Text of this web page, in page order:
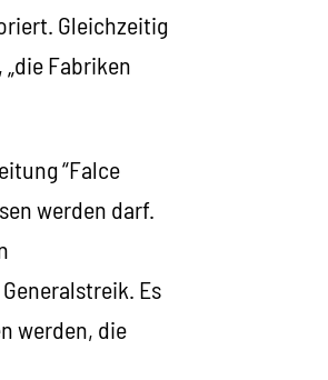
Gleichzeitig
Fabriken
“Falce
werden darf.
Es
werden, die